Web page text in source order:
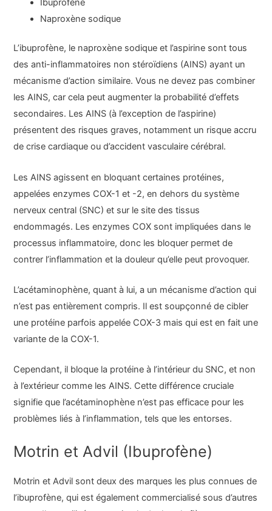
Naproxène sodique
L’ibuprofène, le naproxène sodique et l’aspirine sont tous
des anti-inflammatoires non stéroïdiens (AINS) ayant un
mécanisme d’action similaire. Vous ne devez pas combiner
les AINS, car cela peut augmenter la probabilité d’effets
secondaires. Les AINS (à l’exception de l’aspirine)
présentent des risques graves, notamment un risque accru
de crise cardiaque ou d’accident vasculaire cérébral.
Les AINS agissent en bloquant certaines protéines,
appelées enzymes COX-1 et -2, en dehors du système
nerveux central (SNC) et sur le site des tissus
endommagés. Les enzymes COX sont impliquées dans le
processus inflammatoire, donc les bloquer permet de
contrer l’inflammation et la douleur qu’elle peut provoquer.
L’acétaminophène, quant à lui, a un mécanisme d’action qui
n’est pas entièrement compris. Il est soupçonné de cibler
une protéine parfois appelée COX-3 mais qui est en fait une
variante de la COX-1.
Cependant, il bloque la protéine à l’intérieur du SNC, et non
à l’extérieur comme les AINS. Cette différence cruciale
signifie que l’acétaminophène n’est pas efficace pour les
problèmes liés à l’inflammation, tels que les entorses.
Motrin et Advil (Ibuprofène)
Motrin et Advil sont deux des marques les plus connues de
l’ibuprofène, qui est également commercialisé sous d’autres